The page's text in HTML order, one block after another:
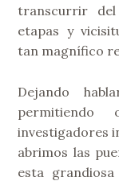
transcurrir
etapas y
tan magnífico
Dejando
permitiendo
investigadores
abrimos las
esta